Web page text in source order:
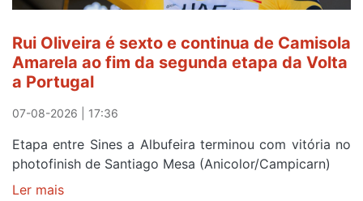
lugar
Beja
e
Elvas
Rui Oliveira é sexto e continua de Camisola
Amarela ao fim da segunda etapa da Volta
a Portugal
07-08-2026 | 17:36
Etapa entre Sines a Albufeira terminou com vitória no
photofinish de Santiago Mesa (Anicolor/Campicarn)
Ler mais